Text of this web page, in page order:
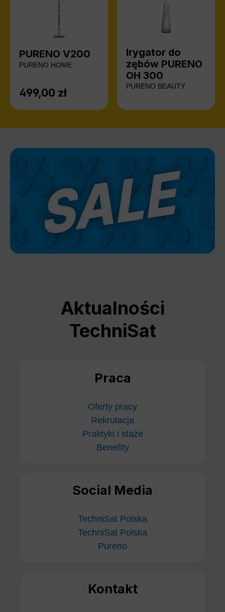
PURENO V200
PURENO HOME
Cena regularna:
499,00 zł
Irygator do
zębów PURENO
OH 300
PURENO BEAUTY
Aktualności
TechniSat
Praca
Oferty pracy
Rekrutacja
Praktyki i staże
Benefity
Social Media
TechniSat Polska
TechniSat Polska
Pureno
Kontakt